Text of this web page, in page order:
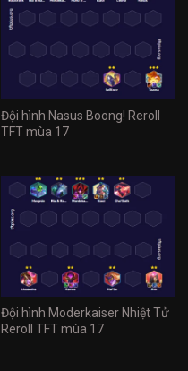
Đội hình Nasus Boong! Reroll
TFT mùa 17
Đội hình Moderkaiser Nhiệt Tử
Reroll TFT mùa 17